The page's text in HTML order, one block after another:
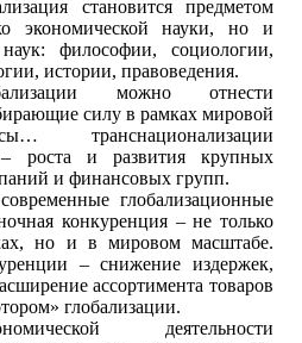
становится предметом
экономической науки, но и
философии, социологии,
истории, правоведения.
можно отнести
силу в рамках мировой
транснационализации
роста и развития крупных
и финансовых групп.
глобализационные
конкуренция – не только
но и в мировом масштабе.
– снижение издержек,
ассортимента товаров
глобализации.
деятельности